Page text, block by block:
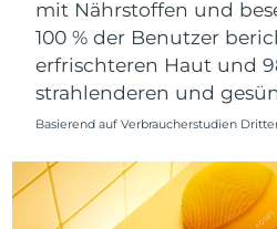
mit Nährstoffen und
100 % der Benutzer
erfrischteren Haut und
strahlenderen und
Basierend auf Verbraucherstudien
Südafrika
Südkorea
Schweden
Schweiz